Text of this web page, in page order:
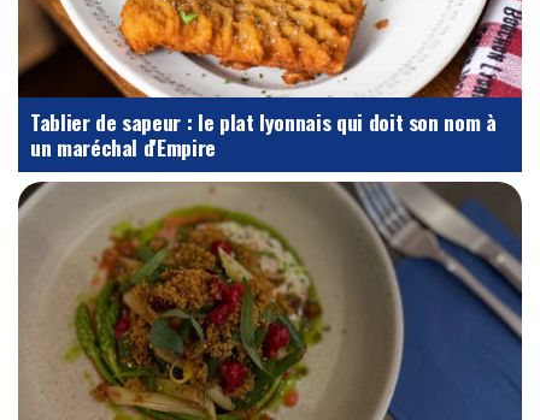
Tablier de sapeur : le plat lyonnais qui doit son nom à
un maréchal d'Empire